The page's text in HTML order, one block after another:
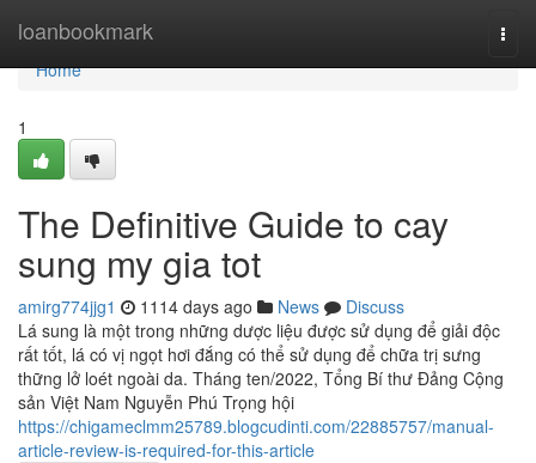
loanbookmark
Home
Home
1
The Definitive Guide to cay
sung my gia tot
amirg774jjg1 1114 days ago News
Discuss
Lá sung là một trong những dược liệu được sử dụng để giải độc
rất tốt, lá có vị ngọt hơi đắng có thể sử dụng để chữa trị sưng
thững lở loét ngoài da. Tháng ten/2022, Tổng Bí thư Đảng Cộng
sản Việt Nam Nguyễn Phú Trọng hội
https://chigameclmm25789.blogcudinti.com/22885757/manual-
article-review-is-required-for-this-article